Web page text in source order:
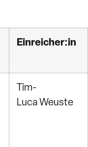
Einreicher:in
Tim-
Luca Weuste